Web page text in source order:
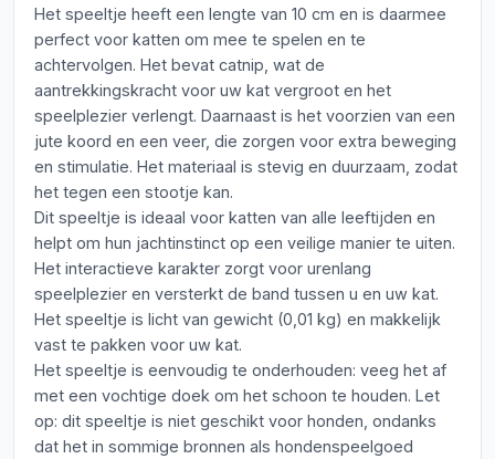
Het speeltje heeft een lengte van 10 cm en is daarmee
perfect voor katten om mee te spelen en te
achtervolgen. Het bevat catnip, wat de
aantrekkingskracht voor uw kat vergroot en het
speelplezier verlengt. Daarnaast is het voorzien van een
jute koord en een veer, die zorgen voor extra beweging
en stimulatie. Het materiaal is stevig en duurzaam, zodat
het tegen een stootje kan.
Dit speeltje is ideaal voor katten van alle leeftijden en
helpt om hun jachtinstinct op een veilige manier te uiten.
Het interactieve karakter zorgt voor urenlang
speelplezier en versterkt de band tussen u en uw kat.
Het speeltje is licht van gewicht (0,01 kg) en makkelijk
vast te pakken voor uw kat.
Het speeltje is eenvoudig te onderhouden: veeg het af
met een vochtige doek om het schoon te houden. Let
op: dit speeltje is niet geschikt voor honden, ondanks
dat het in sommige bronnen als hondenspeelgoed